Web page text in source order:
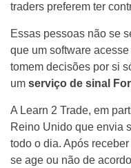
traders preferem ter
Essas pessoas não se
que um software
tomem decisões por si
um serviço de sinal
A Learn 2 Trade, em
Reino Unido que envia
todo o dia. Após
se age ou não de